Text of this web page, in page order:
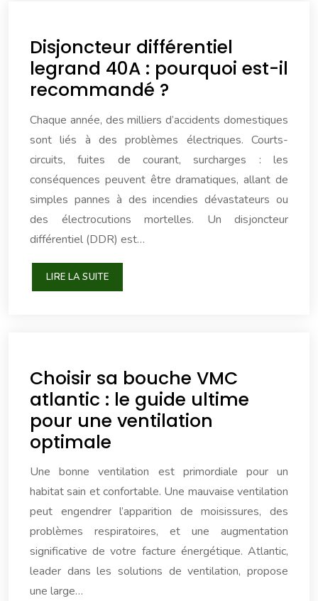
Disjoncteur différentiel
legrand 40A : pourquoi est-il
recommandé ?
Chaque année, des milliers d’accidents domestiques
sont liés à des problèmes électriques. Courts-
circuits, fuites de courant, surcharges : les
conséquences peuvent être dramatiques, allant de
simples pannes à des incendies dévastateurs ou
des électrocutions mortelles. Un disjoncteur
différentiel (DDR) est…
LIRE LA SUITE
Choisir sa bouche VMC
atlantic : le guide ultime
pour une ventilation
optimale
Une bonne ventilation est primordiale pour un
habitat sain et confortable. Une mauvaise ventilation
peut engendrer l’apparition de moisissures, des
problèmes respiratoires, et une augmentation
significative de votre facture énergétique. Atlantic,
leader dans les solutions de ventilation, propose
une large…